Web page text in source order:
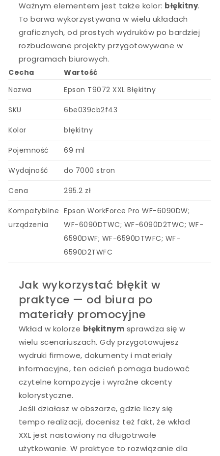
Ważnym elementem jest także kolor: błękitny.
To barwa wykorzystywana w wielu układach
graficznych, od prostych wydruków po bardziej
rozbudowane projekty przygotowywane w
programach biurowych.
Cecha
Wartość
Nazwa
Epson T9072 XXL Błękitny
SKU 6be039cb2f43
Kolor błękitny
Pojemność 69 ml
Wydajność do 7000 stron
Cena 295.2 zł
Kompatybilne
urządzenia
Epson WorkForce Pro WF-6090DW;
WF-6090DTWC; WF-6090D2TWC; WF-
6590DWF; WF-6590DTWFC; WF-
6590D2TWFC
Jak wykorzystać błękit w
praktyce — od biura po
materiały promocyjne
Wkład w kolorze błękitnym sprawdza się w
wielu scenariuszach. Gdy przygotowujesz
wydruki firmowe, dokumenty i materiały
informacyjne, ten odcień pomaga budować
czytelne kompozycje i wyraźne akcenty
kolorystyczne.
Jeśli działasz w obszarze, gdzie liczy się
tempo realizacji, docenisz też fakt, że wkład
XXL jest nastawiony na długotrwałe
użytkowanie. W praktyce to rozwiązanie dla